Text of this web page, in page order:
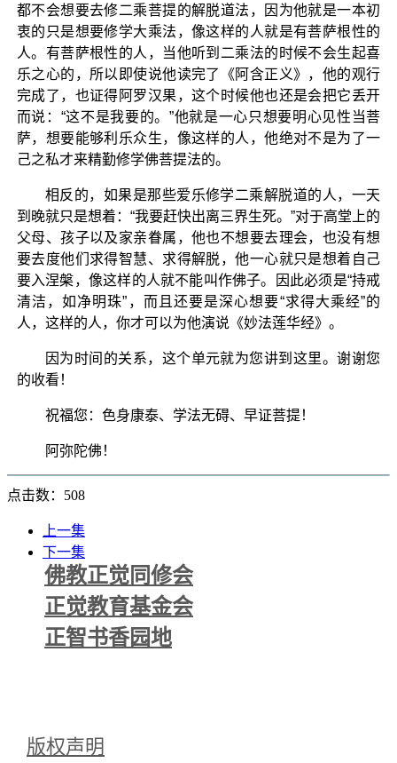
都不会想要去修二乘菩提的解脱道法，因为他就是一本初
衷的只是想要修学大乘法，像这样的人就是有菩萨根性的
人。有菩萨根性的人，当他听到二乘法的时候不会生起喜
乐之心的，所以即使说他读完了《阿含正义》，他的观行
完成了，也证得阿罗汉果，这个时候他也还是会把它丢开
而说：“这不是我要的。”他就是一心只想要明心见性当菩
萨，想要能够利乐众生，像这样的人，他绝对不是为了一
己之私才来精勤修学佛菩提法的。
相反的，如果是那些爱乐修学二乘解脱道的人，一天
到晚就只是想着：“我要赶快出离三界生死。”对于高堂上的
父母、孩子以及家亲眷属，他也不想要去理会，也没有想
要去度他们求得智慧、求得解脱，他一心就只是想着自己
要入涅槃，像这样的人就不能叫作佛子。因此必须是“持戒
清洁，如净明珠”，而且还要是深心想要“求得大乘经”的
人，这样的人，你才可以为他演说《妙法莲华经》。
因为时间的关系，这个单元就为您讲到这里。谢谢您
的收看！
祝福您：色身康泰、学法无碍、早证菩提！
阿弥陀佛！
点击数：508
上一集
下一集
佛教正觉同修会
正觉教育基金会
正智书香园地
版权声明